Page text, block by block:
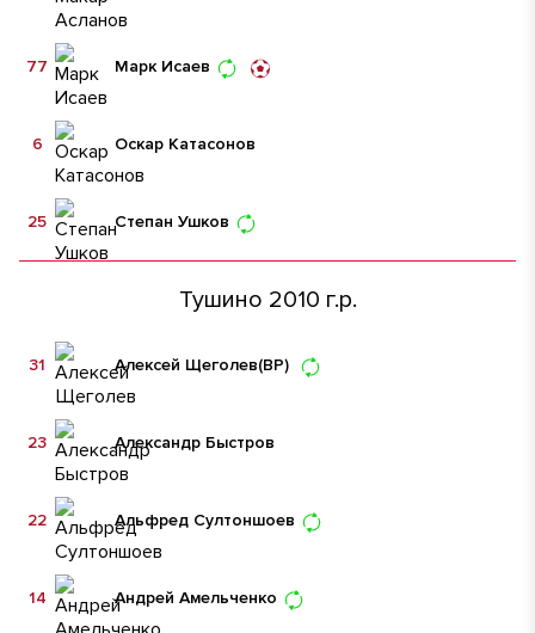
Марк Исаев
77
Оскар Катасонов
6
Степан Ушков
25
Тушино 2010 г.р.
Алексей Щеголев(ВР)
31
Александр Быстров
23
Альфред Султоншоев
22
Андрей Амельченко
14